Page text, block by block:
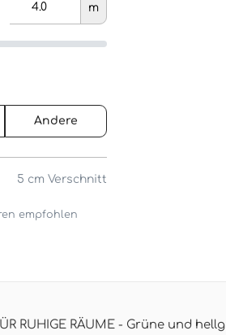
m
Andere
5 cm Verschnitt
empfohlen
RUHIGE RÄUME - Grüne und